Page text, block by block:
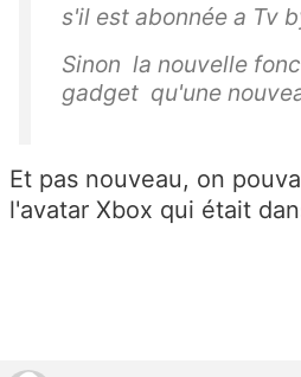
s'il est abonnée a Tv
Sinon la nouvelle
gadget qu'une
Et pas nouveau, on
l'avatar Xbox qui était